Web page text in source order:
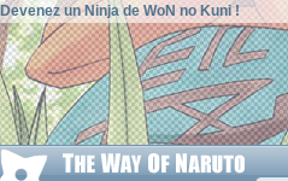
Devenez un Ninja de WoN no Kuni !